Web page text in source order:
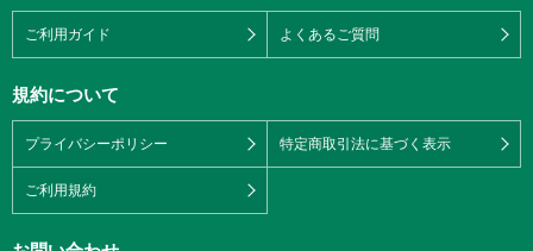
ご利用ガイド よくあるご質問
規約について
プライバシーポリシー 特定商取引法に基づく表示
ご利用規約